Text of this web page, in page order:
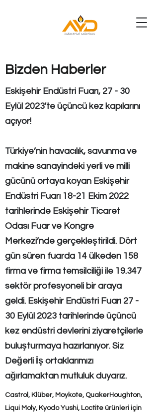
Bizden Haberler
Eskişehir Endüstri Fuarı, 27 - 30
Eylül 2023'te üçüncü kez kapılarını
açıyor!
Türkiye’nin havacılık, savunma ve
makine sanayindeki yerli ve milli
gücünü ortaya koyan Eskişehir
Endüstri Fuarı 18-21 Ekim 2022
tarihlerinde Eskişehir Ticaret
Odası Fuar ve Kongre
Merkezi’nde gerçekleştirildi. Dört
gün süren fuarda 14 ülkeden 158
firma ve firma temsilciliği ile 19.347
sektör profesyoneli bir araya
geldi. Eskişehir Endüstri Fuarı 27 -
30 Eylül 2023 tarihlerinde üçüncü
kez endüstri devlerini ziyaretçilerle
buluşturmaya hazırlanıyor. Siz
Değerli İş ortaklarımızı
ağırlamaktan mutluluk duyarız.
Castrol, Klüber, Moykote, QuakerHoughton,
Liqui Moly, Kyodo Yushi, Loctite ürünleri için